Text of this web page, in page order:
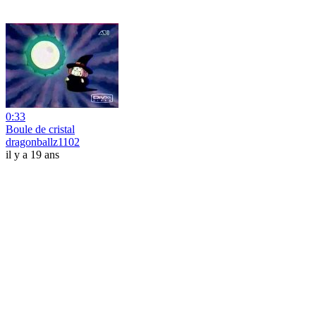
0:33
Boule de cristal
dragonballz1102
il y a 19 ans